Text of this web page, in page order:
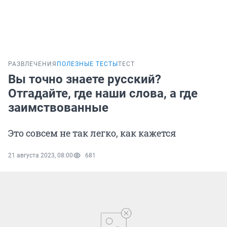
РАЗВЛЕЧЕНИЯ ПОЛЕЗНЫЕ ТЕСТЫ ТЕСТ
Вы точно знаете русский?
Отгадайте, где наши слова, а где
заимствованные
Это совсем не так легко, как кажется
21 августа 2023, 08:00 681